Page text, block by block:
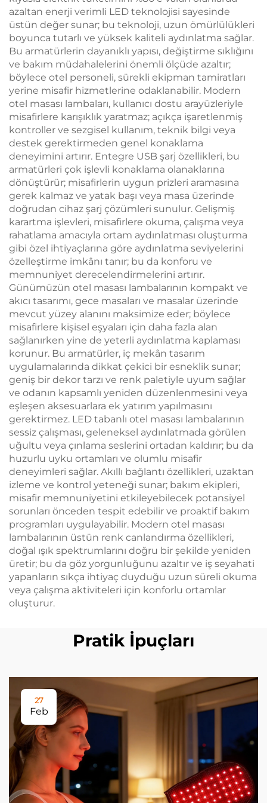
azaltan enerji verimli LED teknolojisi sayesinde
üstün değer sunar; bu teknoloji, uzun ömürlülükleri
boyunca tutarlı ve yüksek kaliteli aydınlatma sağlar.
Bu armatürlerin dayanıklı yapısı, değiştirme sıklığını
ve bakım müdahalelerini önemli ölçüde azaltır;
böylece otel personeli, sürekli ekipman tamiratları
yerine misafir hizmetlerine odaklanabilir. Modern
otel masası lambaları, kullanıcı dostu arayüzleriyle
misafirlere karışıklık yaratmaz; açıkça işaretlenmiş
kontroller ve sezgisel kullanım, teknik bilgi veya
destek gerektirmeden genel konaklama
deneyimini artırır. Entegre USB şarj özellikleri, bu
armatürleri çok işlevli konaklama olanaklarına
dönüştürür; misafirlerin uygun prizleri aramasına
gerek kalmaz ve yatak başı veya masa üzerinde
doğrudan cihaz şarj çözümleri sunulur. Gelişmiş
karartma işlevleri, misafirlere okuma, çalışma veya
rahatlama amacıyla ortam aydınlatması oluşturma
gibi özel ihtiyaçlarına göre aydınlatma seviyelerini
özelleştirme imkânı tanır; bu da konforu ve
memnuniyet derecelendirmelerini artırır.
Günümüzün otel masası lambalarının kompakt ve
akıcı tasarımı, gece masaları ve masalar üzerinde
mevcut yüzey alanını maksimize eder; böylece
misafirlere kişisel eşyaları için daha fazla alan
sağlanırken yine de yeterli aydınlatma kaplaması
korunur. Bu armatürler, iç mekân tasarım
uygulamalarında dikkat çekici bir esneklik sunar;
geniş bir dekor tarzı ve renk paletiyle uyum sağlar
ve odanın kapsamlı yeniden düzenlenmesini veya
eşleşen aksesuarlara ek yatırım yapılmasını
gerektirmez. LED tabanlı otel masası lambalarının
sessiz çalışması, geleneksel aydınlatmada görülen
uğultu veya çınlama seslerini ortadan kaldırır; bu da
huzurlu uyku ortamları ve olumlu misafir
deneyimleri sağlar. Akıllı bağlantı özellikleri, uzaktan
izleme ve kontrol yeteneği sunar; bakım ekipleri,
misafir memnuniyetini etkileyebilecek potansiyel
sorunları önceden tespit edebilir ve proaktif bakım
programları uygulayabilir. Modern otel masası
lambalarının üstün renk canlandırma özellikleri,
doğal ışık spektrumlarını doğru bir şekilde yeniden
üretir; bu da göz yorgunluğunu azaltır ve iş seyahati
yapanların sıkça ihtiyaç duyduğu uzun süreli okuma
veya çalışma aktiviteleri için konforlu ortamlar
oluşturur.
Pratik İpuçları
27
Feb